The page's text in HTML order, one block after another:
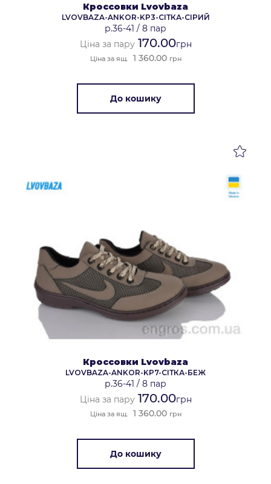
Кроссовки Lvovbaza
LVOVBAZA-ANKOR-KP3-СІТКА-СІРИЙ
р.36-41 / 8 пар
Ціна за пару170.00грн
Ціна за ящ. 1 360.00 грн
До кошику
Кроссовки Lvovbaza
LVOVBAZA-ANKOR-KP7-СІТКА-БЕЖ
р.36-41 / 8 пар
Ціна за пару170.00грн
Ціна за ящ. 1 360.00 грн
До кошику